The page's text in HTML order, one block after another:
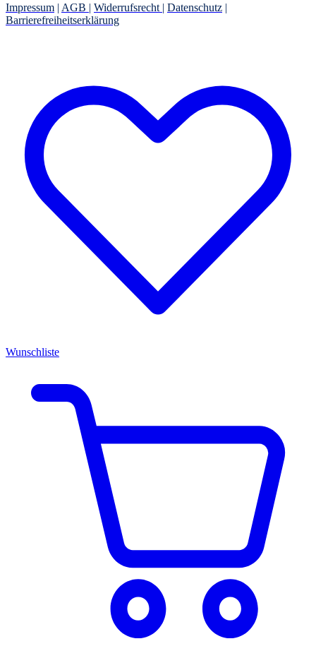
Impressum | AGB | Widerrufsrecht | Datenschutz |
Barrierefreiheitserklärung
Wunschliste